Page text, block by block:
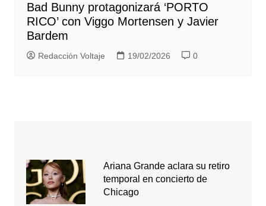
Bad Bunny protagonizará ‘PORTO
RICO’ con Viggo Mortensen y Javier
Bardem
Redacción Voltaje 19/02/2026 0
Ariana Grande aclara su retiro
temporal en concierto de
Chicago